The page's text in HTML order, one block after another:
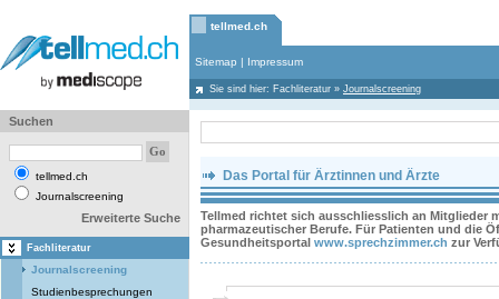
tellmed.ch
Sitemap | Impressum
Sie sind hier: Fachliteratur » Journalscreening
Suchen
tellmed.ch
Journalscreening
Erweiterte Suche
Fachliteratur
Journalscreening
Studienbesprechungen
Das Portal für Ärztinnen und Ärzte
Tellmed richtet sich ausschliesslich an Mitglieder
pharmazeutischer Berufe. Für Patienten und die
Gesundheitsportal www.sprechzimmer.ch zur